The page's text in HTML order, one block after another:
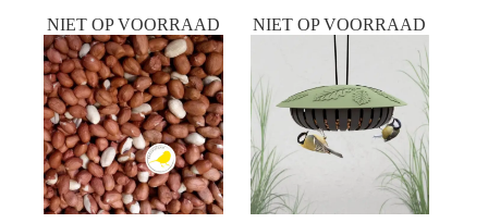
NIET OP VOORRAAD
NIET OP VOORRAAD